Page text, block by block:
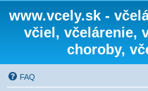
www.vcely.sk -
včiel, včelárenie,
choroby,
FAQ